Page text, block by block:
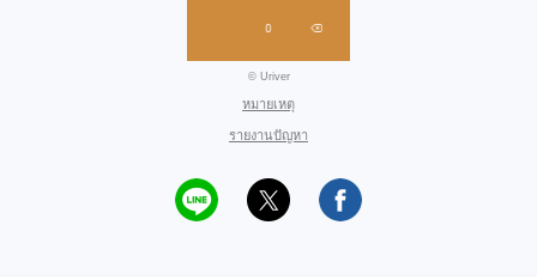
© Uriver
หมายเหตุ
รายงานปัญหา